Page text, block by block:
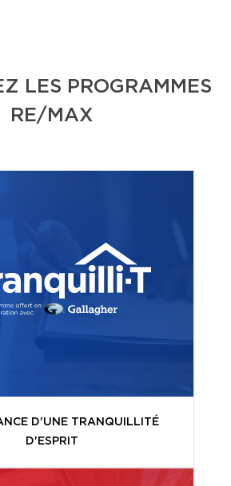
LES PROGRAMMES
RE/MAX
D'UNE TRANQUILLITÉ
D'ESPRIT